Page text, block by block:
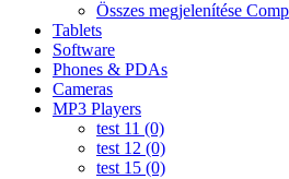
Összes megjelenítése
Tablets
Software
Phones & PDAs
Cameras
MP3 Players
test 11 (0)
test 12 (0)
test 15 (0)